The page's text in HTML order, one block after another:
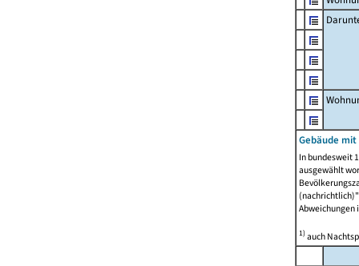
Gebäude
In bundesweit
ausgewählt
Abweichungen
1)auch